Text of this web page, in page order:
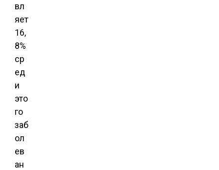
вл
яет
16,
8%
ср
ед
и
это
го
заб
ол
ев
ан